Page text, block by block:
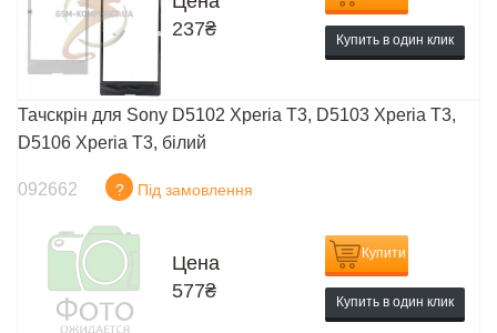
237₴ Купить в один клик
Тачскрін для Sony D5102 Xperia T3, D5103 Xperia T3,
D5106 Xperia T3, білий
092662 ? Під замовлення
Цена
577₴
Купити
Купить в один клик